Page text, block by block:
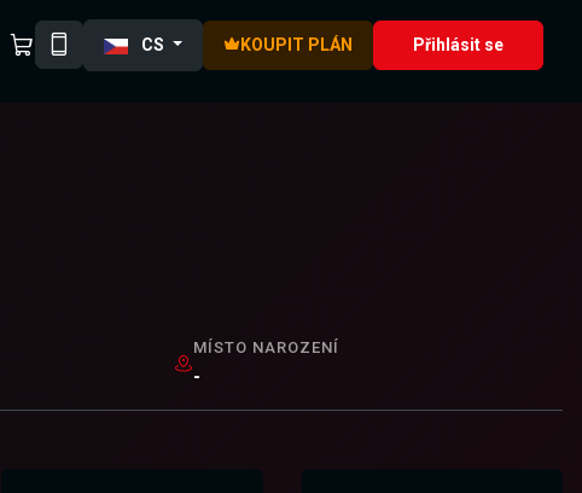
CS KOUPIT PLÁN Přihlásit se
MÍSTO NAROZENÍ
-